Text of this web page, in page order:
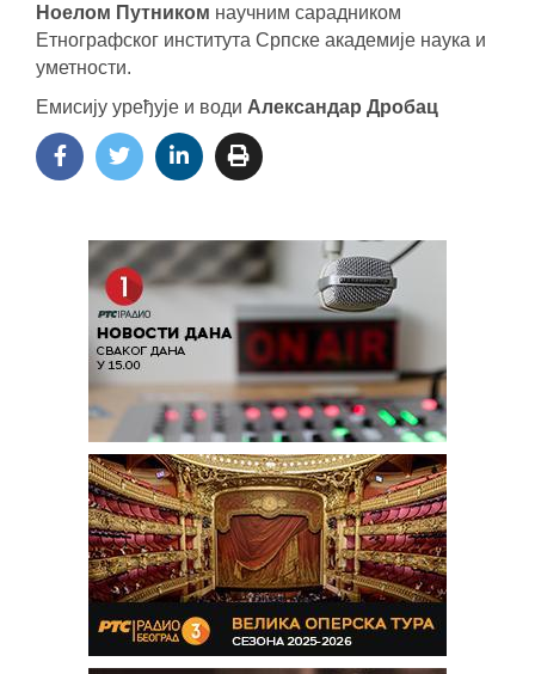
Ноелом Путником научним сарадником
Етнографског института Српске академије наука и
уметности.
Емисију уређује и води Александар Дробац